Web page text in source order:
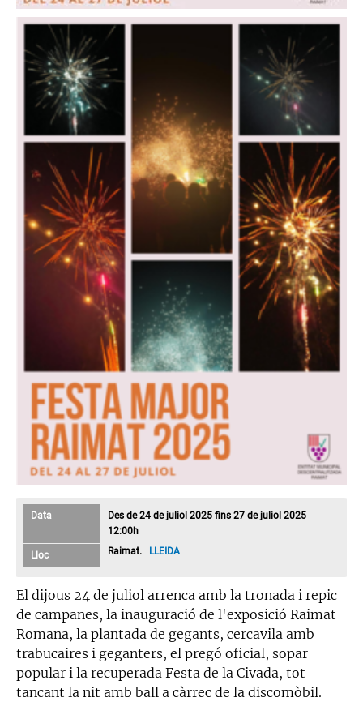
Data
Des de 24 de juliol 2025 fins 27 de juliol 2025
12:00h
Lloc Raimat. LLEIDA
El dijous 24 de juliol arrenca amb la tronada i repic
de campanes, la inauguració de l'exposició Raimat
Romana, la plantada de gegants, cercavila amb
trabucaires i geganters, el pregó oficial, sopar
popular i la recuperada Festa de la Civada, tot
tancant la nit amb ball a càrrec de la discomòbil.